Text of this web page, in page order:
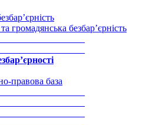
громадянська безбар’єрність
правова база